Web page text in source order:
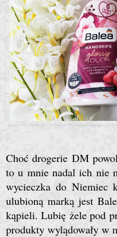
Choć drogerie DM
to u mnie nadal ich nie
wycieczka do
ulubioną marką jest
kąpieli. Lubię żele pod
produkty wylądowały w